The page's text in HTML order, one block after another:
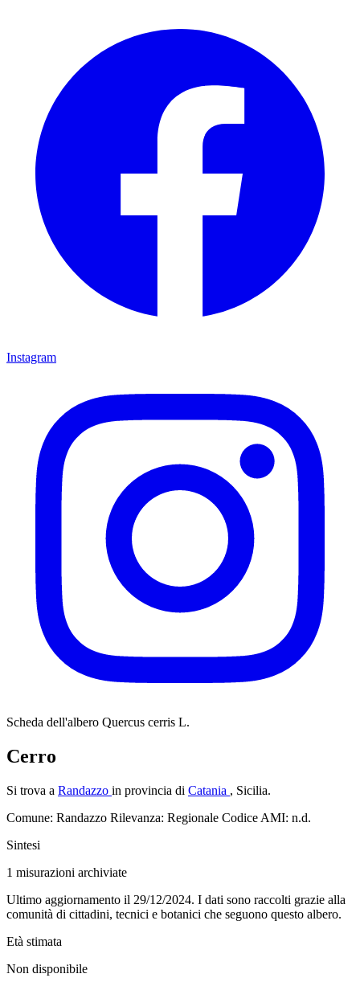
Instagram
Scheda dell'albero Quercus cerris L.
Cerro
Si trova a Randazzo in provincia di Catania , Sicilia.
Comune: Randazzo Rilevanza: Regionale Codice AMI: n.d.
Sintesi
1 misurazioni archiviate
Ultimo aggiornamento il 29/12/2024. I dati sono raccolti grazie alla
comunità di cittadini, tecnici e botanici che seguono questo albero.
Età stimata
Non disponibile